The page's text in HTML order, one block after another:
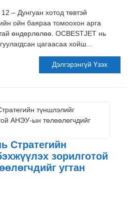
– Дунгуан хотод төвтэй
ойн баяраа томоохон арга
өндөрлөлөө. OCBESTJET нь
цагаасаа хойш...
Дэлгэрэнгүй Үзэх
Стратегийн
зорилготой
угтан